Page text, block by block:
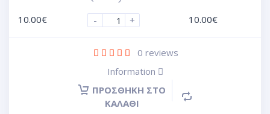
10.00€
-
+
10.00€
0 reviews
Information
ΠΡΟΣΘΉΚΗ ΣΤΟ
ΚΑΛΆΘΙ